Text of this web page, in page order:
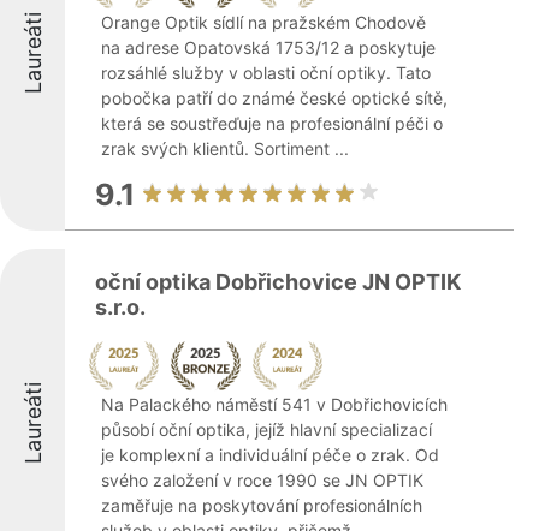
Laureáti
Orange Optik sídlí na pražském Chodově
na adrese Opatovská 1753/12 a poskytuje
rozsáhlé služby v oblasti oční optiky. Tato
pobočka patří do známé české optické sítě,
která se soustřeďuje na profesionální péči o
zrak svých klientů. Sortiment ...
9.1
Laureáti
oční optika Dobřichovice JN OPTIK
s.r.o.
Na Palackého náměstí 541 v Dobřichovicích
působí oční optika, jejíž hlavní specializací
je komplexní a individuální péče o zrak. Od
svého založení v roce 1990 se JN OPTIK
zaměřuje na poskytování profesionálních